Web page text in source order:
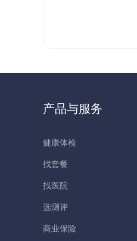
产品与服务
健康体检
找套餐
找医院
选测评
商业保险